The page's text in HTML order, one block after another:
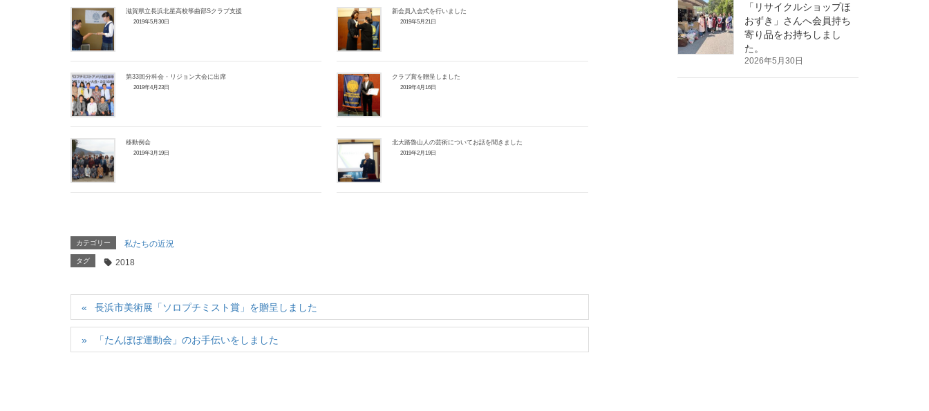
滋賀県立長浜北星高校筝曲部Sクラブ支援
2019年5月30日
新会員入会式を行いました
2019年5月21日
第33回分科会・リジョン大会に出席
2019年4月23日
クラブ賞を贈呈しました
2019年4月16日
移動例会
2019年3月19日
北大路魯山人の芸術についてお話を聞きました
2019年2月19日
カテゴリー 私たちの近況
タグ 2018
長浜市美術展「ソロプチミスト賞」を贈呈しました
「たんぽぽ運動会」のお手伝いをしました
「リサイクルショップほ
おずき」さんへ会員持ち
寄り品をお持ちしまし
た。
2026年5月30日